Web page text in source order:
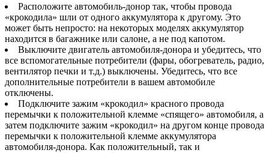
Расположите автомобиль-донор так, чтобы провода
«крокодила» шли от одного аккумулятора к другому. Это
может быть непросто: на некоторых моделях аккумулятор
находится в багажнике или салоне, а не под капотом.
Выключите двигатель автомобиля-донора и убедитесь, что
все вспомогательные потребители (фары, обогреватель, радио,
вентилятор печки и т.д.) выключены. Убедитесь, что все
дополнительные потребители в вашем автомобиле
отключены.
Подключите зажим «крокодил» красного провода
перемычки к положительной клемме «спящего» автомобиля, а
затем подключите зажим «крокодил» на другом конце провода
перемычки к положительной клемме аккумулятора
автомобиля-донора. Как положительный, так и